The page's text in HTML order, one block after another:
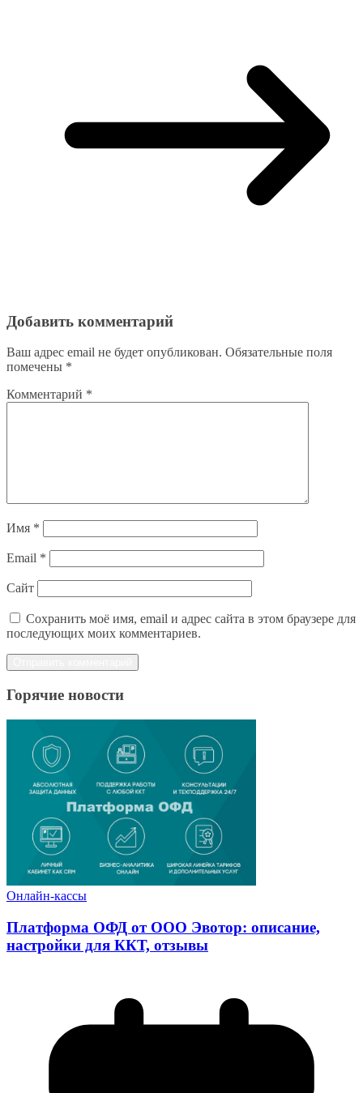
Добавить комментарий
Ваш адрес email не будет опубликован. Обязательные поля
помечены *
Комментарий *
Имя *
Email *
Сайт
Сохранить моё имя, email и адрес сайта в этом браузере для
последующих моих комментариев.
Горячие новости
Онлайн-кассы
Платформа ОФД от ООО Эвотор: описание,
настройки для ККТ, отзывы